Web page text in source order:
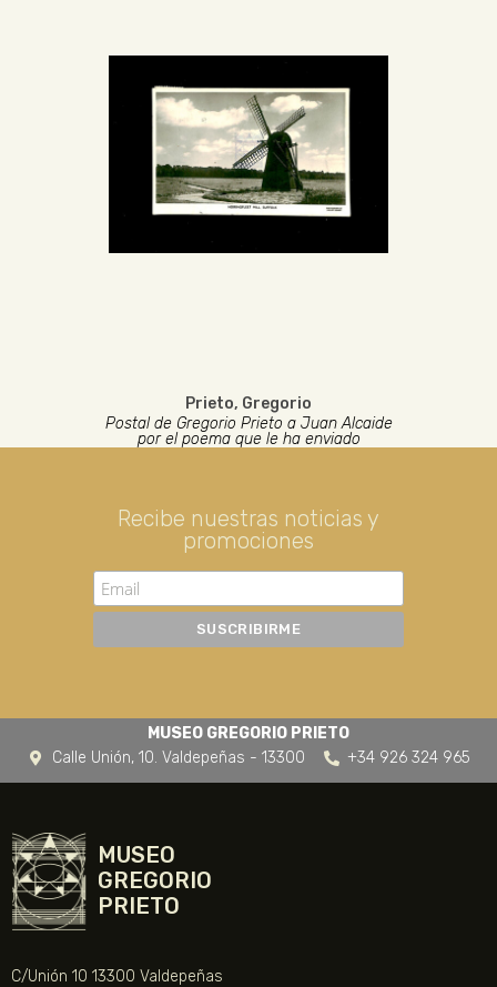
Prieto, Gregorio
Postal de Gregorio Prieto a Juan Alcaide
por el poema que le ha enviado
Recibe nuestras noticias y
promociones
MUSEO GREGORIO PRIETO
Calle Unión, 10. Valdepeñas - 13300
+34 926 324 965
MUSEO
GREGORIO
PRIETO
C/Unión 10 13300 Valdepeñas